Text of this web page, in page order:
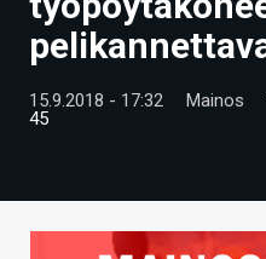
VIDEOT
TECHBBS
HINTA.FI
15.9.2018 - 17:32 Mainos
45